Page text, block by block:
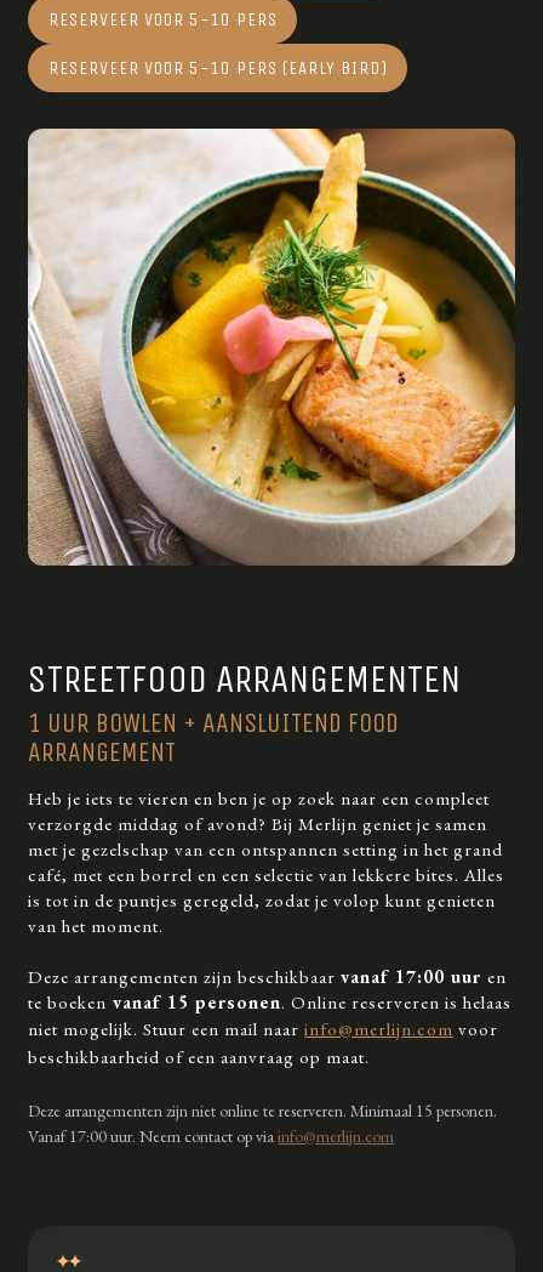
RESERVEER VOOR 5-10 PERS
RESERVEER VOOR 5-10 PERS (EARLY BIRD)
STREETFOOD ARRANGEMENTEN
1 UUR BOWLEN + AANSLUITEND FOOD
ARRANGEMENT
Heb je iets te vieren en ben je op zoek naar een compleet
verzorgde middag of avond? Bij Merlijn geniet je samen
met je gezelschap van een ontspannen setting in het grand
café, met een borrel en een selectie van lekkere bites. Alles
is tot in de puntjes geregeld, zodat je volop kunt genieten
van het moment.
Deze arrangementen zijn beschikbaarvanaf 17:00 uuren
te boeken vanaf 15 personen. Online reserveren is helaas
niet mogelijk. Stuur een mail naarinfo@merlijn.com voor
beschikbaarheid of een aanvraag op maat.
Deze arrangementen zijn niet online te reserveren. Minimaal 15 personen.
Vanaf 17:00 uur. Neem contact op viainfo@merlijn.com